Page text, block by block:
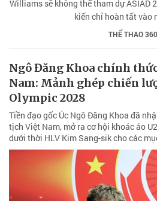
Williams sẽ không thể tham dự ASIAD
kiến chỉ hoàn tất vào
THỂ THAO 360
Ngô Đăng Khoa chính
Nam: Mảnh ghép chiến
Olympic 2028
Tiền đạo gốc Úc Ngô Đăng Khoa đã
tịch Việt Nam, mở ra cơ hội khoác áo
dưới thời HLV Kim Sang-sik cho các